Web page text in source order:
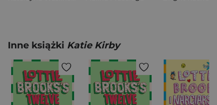
Inne książki Katie Kirby